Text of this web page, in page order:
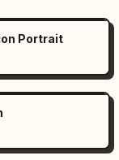
Portrait